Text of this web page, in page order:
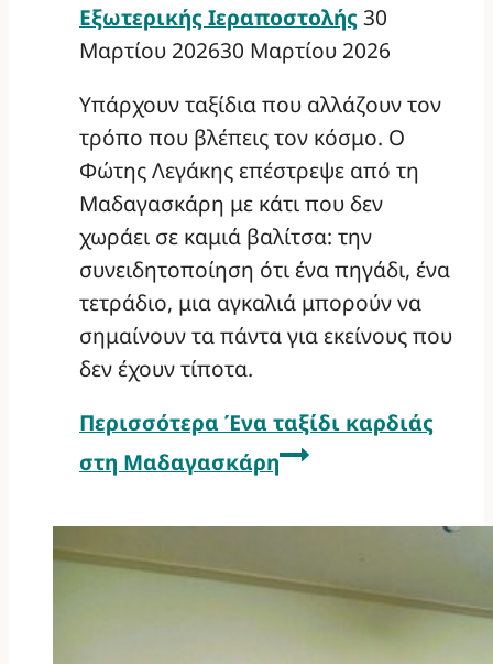
Εξωτερικής Ιεραποστολής 30
Μαρτίου 202630 Μαρτίου 2026
Υπάρχουν ταξίδια που αλλάζουν τον
τρόπο που βλέπεις τον κόσμο. Ο
Φώτης Λεγάκης επέστρεψε από τη
Μαδαγασκάρη με κάτι που δεν
χωράει σε καμιά βαλίτσα: την
συνειδητοποίηση ότι ένα πηγάδι, ένα
τετράδιο, μια αγκαλιά μπορούν να
σημαίνουν τα πάντα για εκείνους που
δεν έχουν τίποτα.
Περισσότερα Ένα ταξίδι καρδιάς
στη Μαδαγασκάρη